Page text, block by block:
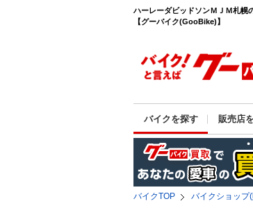
ハーレーダビッドソンＭＪＭ札幌
【グーバイク(GooBike)】
バイクを探す 販売店
バイクTOP バイクショップ